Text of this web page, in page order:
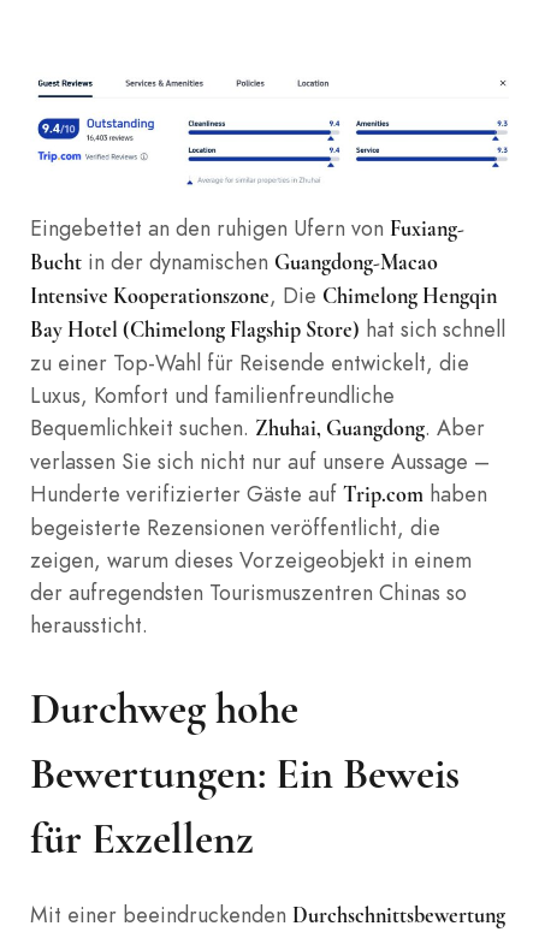
Eingebettet an den ruhigen Ufern von Fuxiang-
Bucht in der dynamischen Guangdong-Macao
Intensive Kooperationszone, Die Chimelong Hengqin
Bay Hotel (Chimelong Flagship Store) hat sich schnell
zu einer Top-Wahl für Reisende entwickelt, die
Luxus, Komfort und familienfreundliche
Bequemlichkeit suchen. Zhuhai, Guangdong. Aber
verlassen Sie sich nicht nur auf unsere Aussage –
Hunderte verifizierter Gäste auf Trip.com haben
begeisterte Rezensionen veröffentlicht, die
zeigen, warum dieses Vorzeigeobjekt in einem
der aufregendsten Tourismuszentren Chinas so
heraussticht.
Durchweg hohe
Bewertungen: Ein Beweis
für Exzellenz
Mit einer beeindruckenden Durchschnittsbewertung